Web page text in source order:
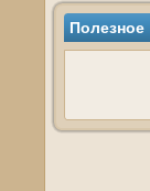
Полезное